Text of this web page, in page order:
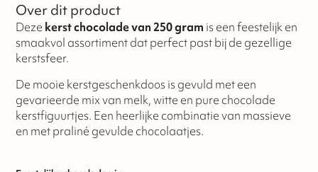
Over dit product
Deze kerst chocolade van 250 gram is een feestelijk en
smaakvol assortiment dat perfect past bij de gezellige
kerstsfeer.
De mooie kerstgeschenkdoos is gevuld met een
gevarieerde mix van melk, witte en pure chocolade
kerstfiguurtjes. Een heerlijke combinatie van massieve
en met praliné gevulde chocolaatjes.